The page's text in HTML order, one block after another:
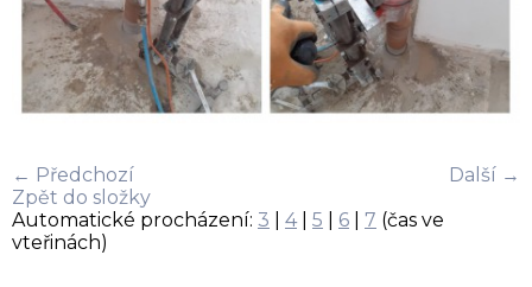
← Předchozí
Další →
Zpět do složky
Automatické procházení: 3 4| 5 6 7 (čas ve
vteřinách)